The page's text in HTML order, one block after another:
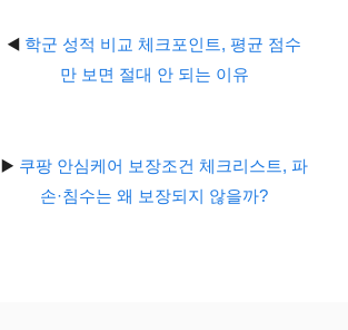
◀️ 학군 성적 비교 체크포인트, 평균 점수
만 보면 절대 안 되는 이유
▶️ 쿠팡 안심케어 보장조건 체크리스트, 파
손·침수는 왜 보장되지 않을까?